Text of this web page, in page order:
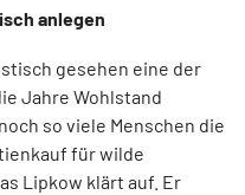
anlegen
gesehen eine der
Jahre Wohlstand
so viele Menschen die
für wilde
Lipkow klärt auf. Er